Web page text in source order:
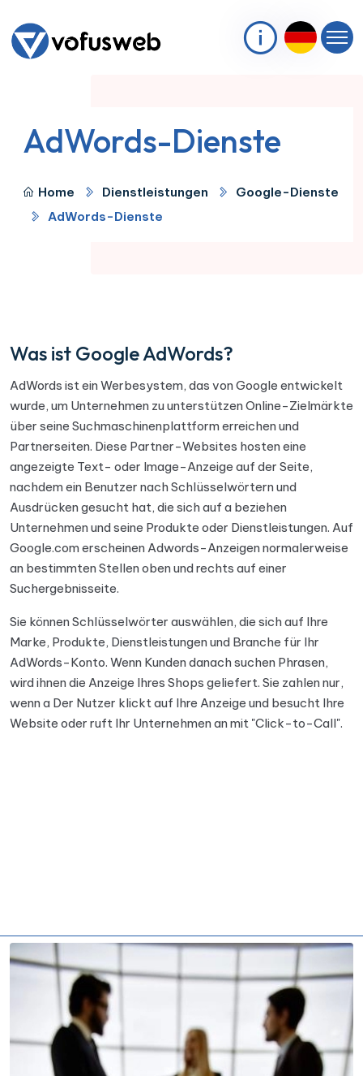
AdWords-Dienste
Home Dienstleistungen
Google-Dienste
AdWords-Dienste
Was ist Google AdWords?
AdWords ist ein Werbesystem, das von Google entwickelt
wurde, um Unternehmen zu unterstützen Online-Zielmärkte
über seine Suchmaschinenplattform erreichen und
Partnerseiten. Diese Partner-Websites hosten eine
angezeigte Text- oder Image-Anzeige auf der Seite,
nachdem ein Benutzer nach Schlüsselwörtern und
Ausdrücken gesucht hat, die sich auf a beziehen
Unternehmen und seine Produkte oder Dienstleistungen. Auf
Google.com erscheinen Adwords-Anzeigen normalerweise
an bestimmten Stellen oben und rechts auf einer
Suchergebnisseite.
Sie können Schlüsselwörter auswählen, die sich auf Ihre
Marke, Produkte, Dienstleistungen und Branche für Ihr
AdWords-Konto. Wenn Kunden danach suchen Phrasen,
wird ihnen die Anzeige Ihres Shops geliefert. Sie zahlen nur,
wenn a Der Nutzer klickt auf Ihre Anzeige und besucht Ihre
Website oder ruft Ihr Unternehmen an mit "Click-to-Call".